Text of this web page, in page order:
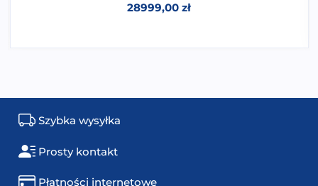
28999,00zł
Szybka wysyłka
Prosty kontakt
Płatności internetowe